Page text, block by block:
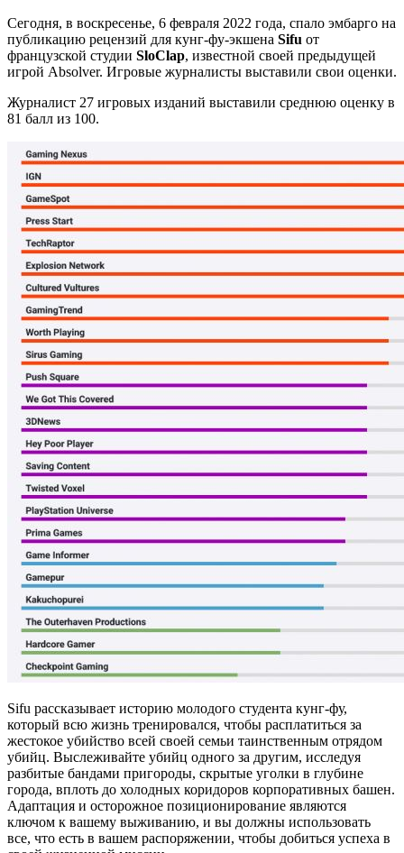
Сегодня, в воскресенье, 6 февраля 2022 года, спало эмбарго на
публикацию рецензий для кунг-фу-экшена Sifu от
французской студии SloClap, известной своей предыдущей
игрой Absolver. Игровые журналисты выставили свои оценки.
Журналист 27 игровых изданий выставили среднюю оценку в
81 балл из 100.
Sifu рассказывает историю молодого студента кунг-фу,
который всю жизнь тренировался, чтобы расплатиться за
жестокое убийство всей своей семьи таинственным отрядом
убийц. Выслеживайте убийц одного за другим, исследуя
разбитые бандами пригороды, скрытые уголки в глубине
города, вплоть до холодных коридоров корпоративных башен.
Адаптация и осторожное позиционирование являются
ключом к вашему выживанию, и вы должны использовать
все, что есть в вашем распоряжении, чтобы добиться успеха в